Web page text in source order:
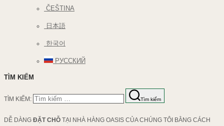
ČEŠTINA
日本語
한국어
РУССКИЙ
TÌM KIẾM
TÌM KIẾM: Tìm kiếm
DỄ DÀNG ĐẶT CHỖ TẠI NHÀ HÀNG OASIS CỦA CHÚNG TÔI BẰNG CÁCH